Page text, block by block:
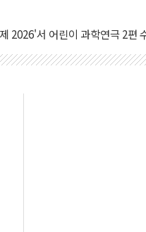
2026'서 어린이 과학연극 2편
우스' 잠실점, 직장인 핫플레이
추돌…7세 남아 등 4명 부상
유플러스, AI 홈네트워크 구
상무"…김회천 사장, 원전 현장점
강화' 2개 법 대표 발의